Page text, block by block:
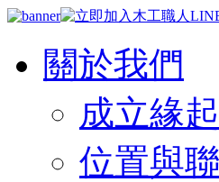
關於我們
成立緣起
位置與